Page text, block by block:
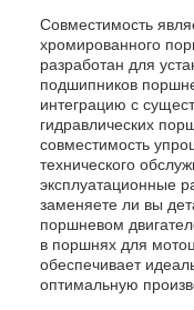
Совместимость
хромированного
разработан для
подшипников
интеграцию с
гидравлических
совместимость
технического
эксплуатационные
заменяете ли вы
поршневом
в поршнях для
обеспечивает
оптимальную